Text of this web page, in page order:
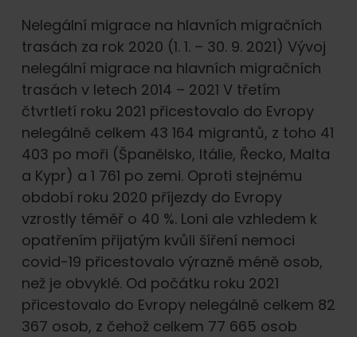
Nelegální migrace na hlavních migračních
trasách za rok 2020 (1. 1. – 30. 9. 2021) Vývoj
nelegální migrace na hlavních migračních
trasách v letech 2014 – 2021 V třetím
čtvrtletí roku 2021 přicestovalo do Evropy
nelegálně celkem 43 164 migrantů, z toho 41
403 po moři (Španělsko, Itálie, Řecko, Malta
a Kypr) a 1 761 po zemi. Oproti stejnému
období roku 2020 příjezdy do Evropy
vzrostly téměř o 40 %. Loni ale vzhledem k
opatřením přijatým kvůli šíření nemoci
covid-19 přicestovalo výrazně méně osob,
než je obvyklé. Od počátku roku 2021
přicestovalo do Evropy nelegálně celkem 82
367 osob, z čehož celkem 77 665 osob